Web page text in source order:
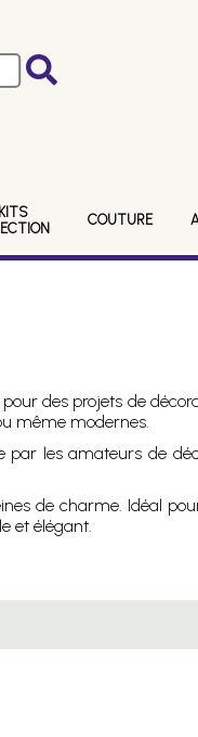
KITS
COUTURE
des projets de
même modernes.
par les amateurs de
de charme. Idéal
et élégant.